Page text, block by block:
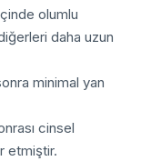
olumlu
daha uzun
minimal yan
cinsel
etmiştir.